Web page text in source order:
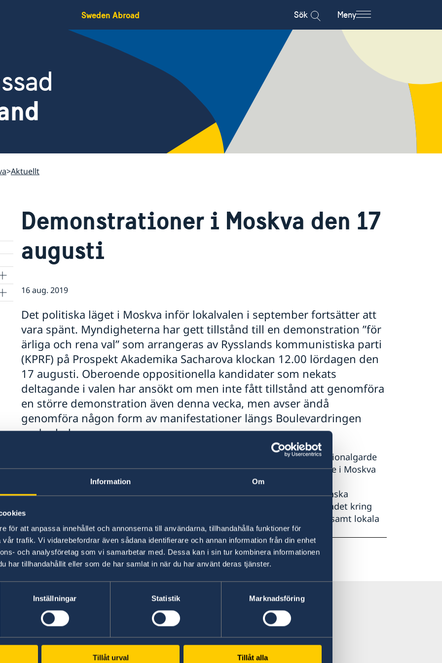
Information Om
för att anpassa innehållet och annonserna till användarna, tillhandahålla funktioner för
trafik. Vi vidarebefordrar även sådana identifierare och annan information från din enhet
och analysföretag som vi samarbetar med. Dessa kan i sin tur kombinera informationen
har tillhandahållit eller som de har samlat in när du har använt deras tjänster.
Inställningar Statistik Marknadsföring
Tillåt urval Tillåt alla
Sweden Abroad Sök Meny
Aktuellt
Demonstrationer i Moskva den 17
augusti
16 aug. 2019
Det politiska läget i Moskva inför lokalvalen i september fortsätter att
vara spänt. Myndigheterna har gett tillstånd till en demonstration ”för
ärliga och rena val” som arrangeras av Rysslands kommunistiska parti
(KPRF) på Prospekt Akademika Sacharova klockan 12.00 lördagen den
17 augusti. Oberoende oppositionella kandidater som nekats
deltagande i valen har ansökt om men inte fått tillstånd att genomföra
en större demonstration även denna vecka, men avser ändå
genomföra någon form av manifestationer längs Boulevardringen
under helgen.
Situationen är svårförutsägbar. Det är troligt att ett stort antal poliser, Nationalgarde
och andra företrädare för ordningsmakten kommer att vara utstationerade i Moskva
för att förhindra ej sanktionerade demonstrationer.
Mot bakgrund av erfarenheterna från de senaste veckorna uppmanas svenska
medborgare som befinner sig i de centrala delarna av Moskva samt i området kring
Sacharov-avenyn att iaktta försiktighet och följa lokala nyhetssändningar samt lokala
myndigheters rekommendationer.
Senast uppdaterad 16 aug. 2019, 15.04